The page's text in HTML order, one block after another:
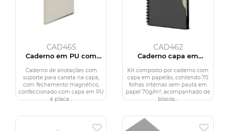
CAD465
Caderno em PU com
Caderno de anotações com
suporte para caneta na capa,
com fechamento magnético,
confeccionado com capa em PU
e placa...
CAD462
Caderno capa em
caneta
Kit composto por caderno com
capa em papelão, contendo 70
folhas internas sem pauta em
papel 70g/m², acompanhado de
blocos...